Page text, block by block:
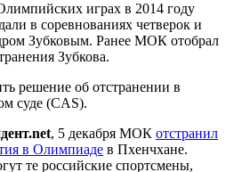
играх в 2014 году
в соревнованиях четверок и
Зубковым. Ранее МОК отобрал
Зубкова.
решение об отстранении в
суде (CAS).
, 5 декабря МОК отстранил
в Олимпиаде в Пхенчхане.
те российские спортсмены,